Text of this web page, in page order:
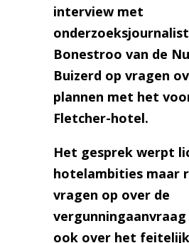
interview met
Bonestroo van de
Buizerd op vragen
plannen met het
Fletcher-hotel.
Het gesprek werpt
hotelambities maar
vragen op over de
vergunningaanvraag
ook over het